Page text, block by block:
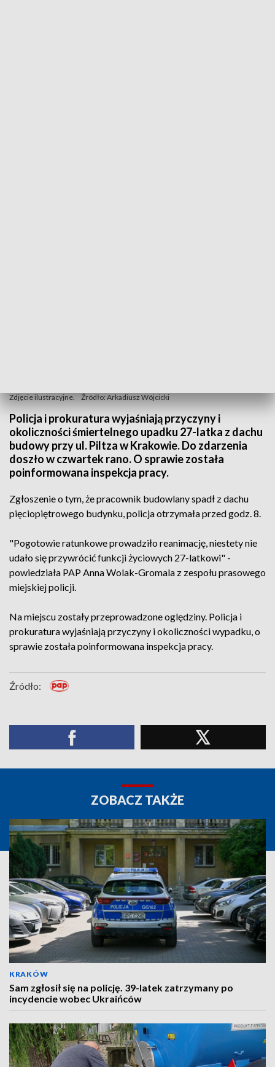
Zdjęcie ilustracyjne. Źródło: Arkadiusz Wójcicki
Policja i prokuratura wyjaśniają przyczyny i
okoliczności śmiertelnego upadku 27-latka z dachu
budowy przy ul. Piltza w Krakowie. Do zdarzenia
doszło w czwartek rano. O sprawie została
poinformowana inspekcja pracy.
Zgłoszenie o tym, że pracownik budowlany spadł z dachu
pięciopiętrowego budynku, policja otrzymała przed godz. 8.
"Pogotowie ratunkowe prowadziło reanimację, niestety nie
udało się przywrócić funkcji życiowych 27-latkowi" -
powiedziała PAP Anna Wolak-Gromala z zespołu prasowego
miejskiej policji.
Na miejscu zostały przeprowadzone oględziny. Policja i
prokuratura wyjaśniają przyczyny i okoliczności wypadku, o
sprawie została poinformowana inspekcja pracy.
Źródło:
ZOBACZ TAKŻE
KRAKÓW
Sam zgłosił się na policję. 39-latek zatrzymany po
incydencie wobec Ukraińców